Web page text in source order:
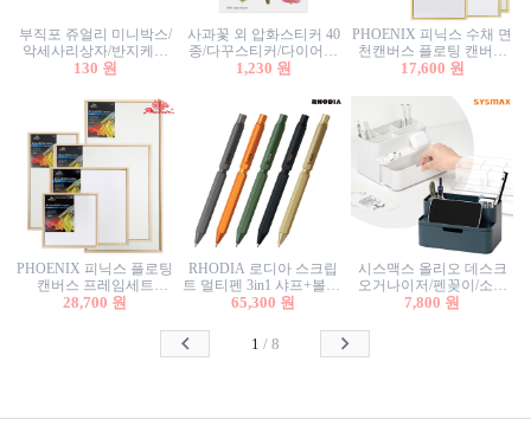
부직포 쥬얼리 미니박스/
악세사리상자/반지케이
스/반지상자/귀걸이상자/
130 원
사과꽃 외 압화스티커 40
종/다꾸스티커/다이어리
꾸미기/꽃스티커/자연물
1,230 원
PHOENIX 피닉스 수채 면
천캔버스 플로팅 캔버스
프레임세트 30x30cm/액자
17,600 원
PHOENIX 피닉스 플로팅
캔버스 프레임세트
50x50cm/액자캔버스/인테
28,700 원
RHODIA 로디아 스크립
트 멀티펜 3in1 샤프+볼펜/
무광택 알루미늄 육각배
65,300 원
시스맥스 올리오 데스크
오거나이저/펜꽂이/소품
꽂이/소품함/정리함/수납
7,800 원
1 / 8